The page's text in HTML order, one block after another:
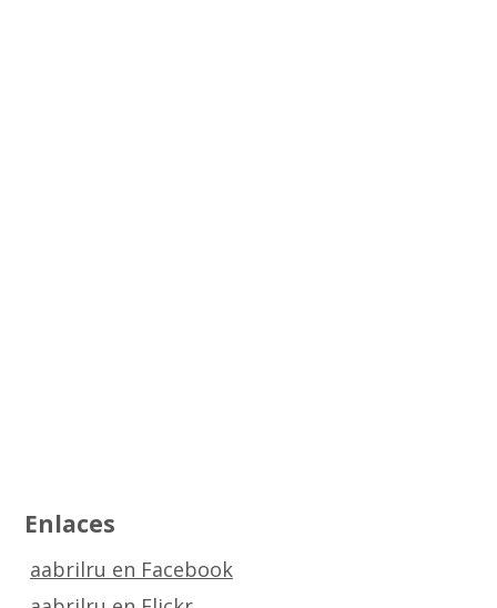
Enlaces
aabrilru en Facebook